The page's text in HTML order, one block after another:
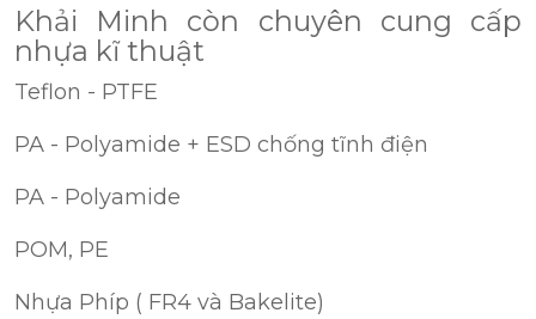
Khải Minh còn chuyên cung cấp
nhựa kĩ thuật
Teflon - PTFE
PA - Polyamide + ESD chống tĩnh điện
PA - Polyamide
POM, PE
Nhựa Phíp ( FR4 và Bakelite)